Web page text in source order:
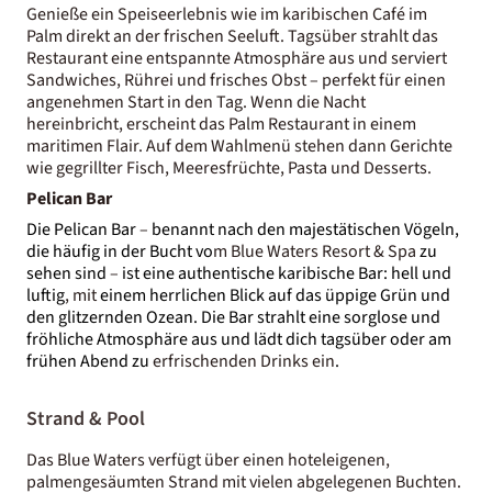
Genieße ein Speiseerlebnis wie im karibischen Café im
Palm direkt an der frischen Seeluft. Tagsüber strahlt das
Restaurant eine entspannte Atmosphäre aus und serviert
Sandwiches, Rührei und frisches Obst – perfekt für einen
angenehmen Start in den Tag. Wenn die Nacht
hereinbricht, erscheint das Palm Restaurant in einem
maritimen Flair. Auf dem Wahlmenü stehen dann Gerichte
wie gegrillter Fisch, Meeresfrüchte, Pasta und Desserts.
Pelican Bar
Die Pelican Bar– benannt nach den majestätischen Vögeln,
die häufig in der Bucht vom Blue Waters Resort & Spazu
sehen sind– ist eine authentische karibische Bar: hell und
luftig, miteinem herrlichen Blick auf das üppige Grün und
den glitzernden Ozean. Die Bar strahlt einesorglose und
fröhliche Atmosphäre aus und lädt dich tagsüber oder am
frühen Abend zuerfrischenden Drinks ein.
Strand & Pool
Das Blue Waters verfügt über einen hoteleigenen,
palmengesäumten Strand mit vielen abgelegenen Buchten.